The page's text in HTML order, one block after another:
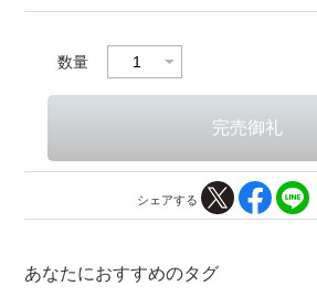
数量
シェアする
あなたにおすすめのタグ